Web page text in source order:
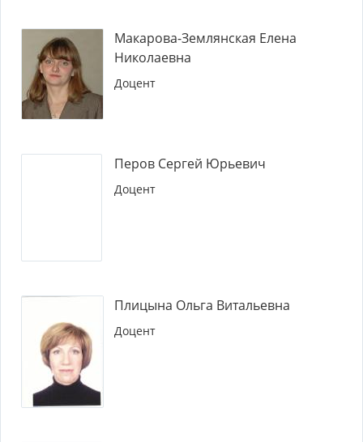
Макарова-Землянская Елена
Николаевна
Доцент
Перов Сергей Юрьевич
Доцент
Плицына Ольга Витальевна
Доцент